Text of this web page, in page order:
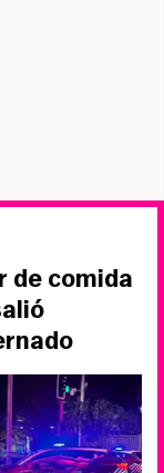
de comida